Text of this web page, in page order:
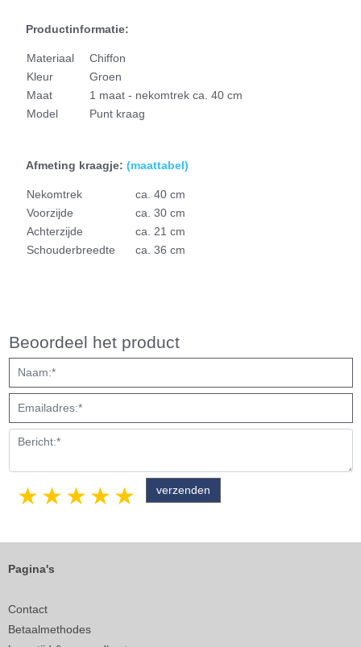
Productinformatie:
Materiaal
Chiffon
Kleur
Groen
Maat
1 maat - nekomtrek ca. 40 cm
Model
Punt kraag
Afmeting kraagje: (maattabel)
Nekomtrek
ca. 40 cm
Voorzijde
ca. 30 cm
Achterzijde
ca. 21 cm
Schouderbreedte
ca. 36 cm
Beoordeel het product
5 stars
4 stars
3 stars
2 stars
1 star
Pagina's
Contact
Betaalmethodes